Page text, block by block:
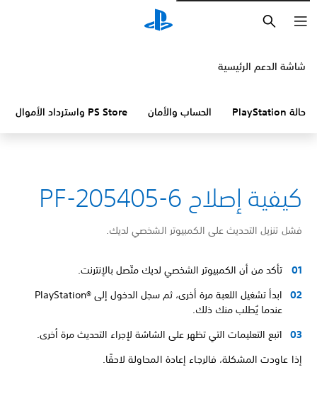
شاشة الدعم الرئيسية
حالة PlayStation الحساب والأمان PS Store واسترداد الأموال
كيفية إصلاح PF-205405-6
فشل تنزيل التحديث على الكمبيوتر الشخصي لديك.
تأكد من أن الكمبيوتر الشخصي لديك متّصل بالإنترنت.
ابدأ تشغيل اللعبة مرة أخرى، ثم سجل الدخول إلى PlayStation®‎
عندما يُطلب منك ذلك.
اتبع التعليمات التي تظهر على الشاشة لإجراء التحديث مرة أخرى.
إذا عاودت المشكلة، فالرجاء إعادة المحاولة لاحقًا.